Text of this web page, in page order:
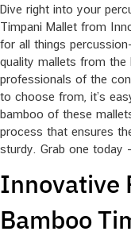
Dive right into your
Timpani Mallet from
for all things
quality mallets from the
professionals of the
to choose from, it’s
bamboo of these
process that ensures
sturdy. Grab one today
Innovative
Bamboo